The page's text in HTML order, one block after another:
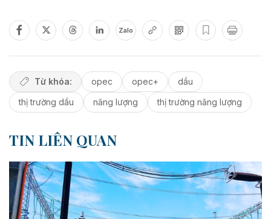
Zalo
Từ khóa: opec opec+
dầu
thị trường dầu
năng lượng thị trường năng lượng
TIN LIÊN QUAN